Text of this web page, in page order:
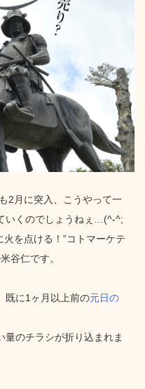
2月に突入、こうやって一
いくのでしょうねぇ…(^-^;
を点ける！”コトマーケテ
谷仁です。
既に1ヶ月以上前の元日の
のチラシが折り込まれま